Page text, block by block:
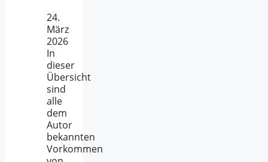
24.
März
2026
In
dieser
Übersicht
sind
alle
dem
Autor
bekannten
Vorkommen